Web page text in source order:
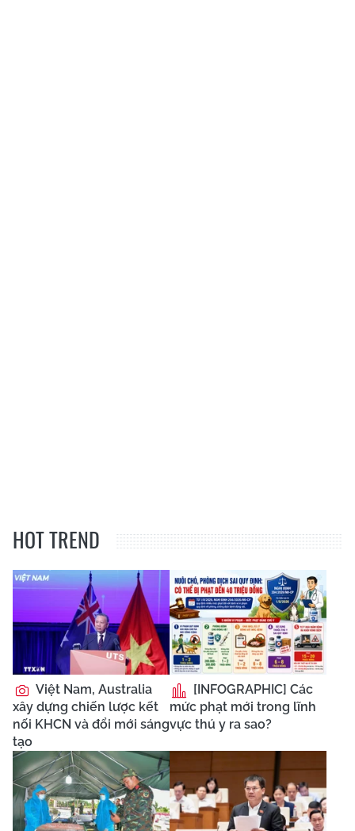
HOT TREND
Việt Nam, Australia
xây dựng chiến lược kết
nối KHCN và đổi mới sáng
tạo
[INFOGRAPHIC] Các
mức phạt mới trong lĩnh
vực thú y ra sao?